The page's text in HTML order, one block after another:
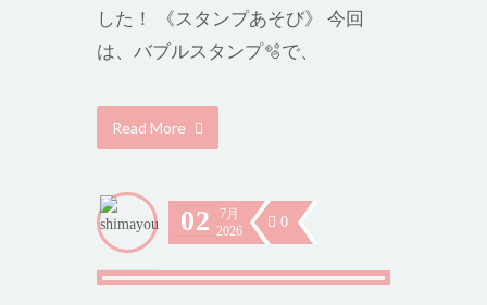
した！ 《スタンプあそび》 今回
は、バブルスタンプ🫧で、
Read More
02
7月
2026
0